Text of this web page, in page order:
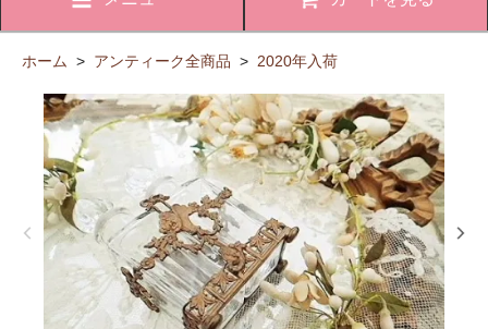
ホーム > アンティーク全商品 > 2020年入荷